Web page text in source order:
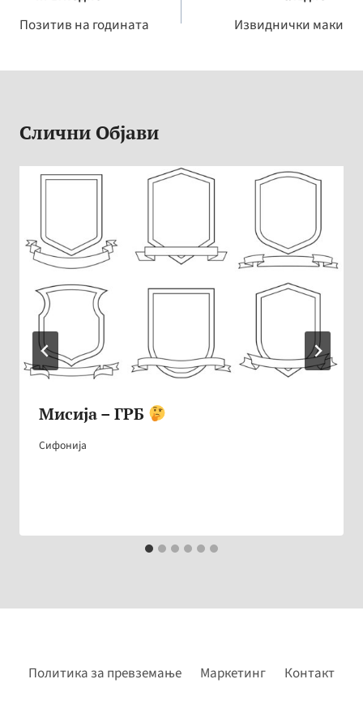
o ge Li
k
на
Позитив на годината Извиднички маки
Слични Објави
Мисија – ГРБ
Сифонија
Политика за превземање Маркетинг Контакт